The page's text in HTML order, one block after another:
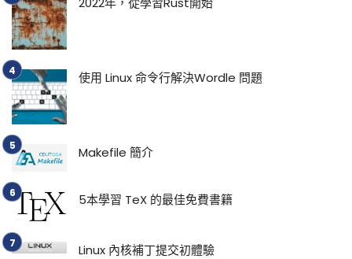
使用 Linux 命令行解決Wordle 問題
Makefile 簡介
5本學習 TeX 的最佳免費書籍
Linux 內核補丁提交初體驗